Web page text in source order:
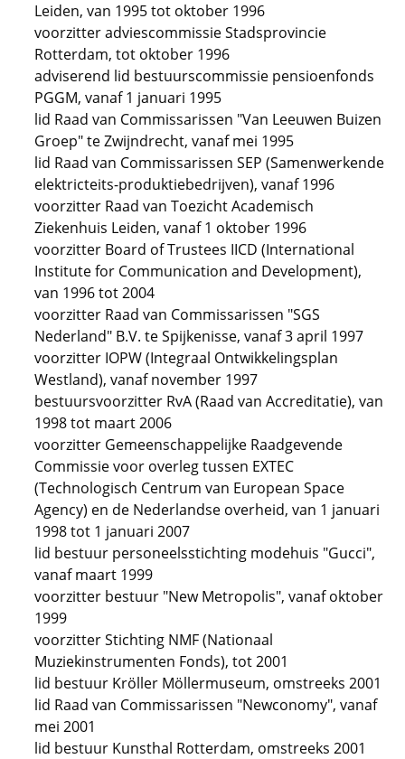
Leiden, van 1995 tot oktober 1996
voorzitter adviescommissie Stadsprovincie
Rotterdam, tot oktober 1996
adviserend lid bestuurscommissie pensioenfonds
PGGM, vanaf 1 januari 1995
lid Raad van Commissarissen "Van Leeuwen Buizen
Groep" te Zwijndrecht, vanaf mei 1995
lid Raad van Commissarissen SEP (Samenwerkende
elektricteits-produktiebedrijven), vanaf 1996
voorzitter Raad van Toezicht Academisch
Ziekenhuis Leiden, vanaf 1 oktober 1996
voorzitter Board of Trustees IICD (International
Institute for Communication and Development),
van 1996 tot 2004
voorzitter Raad van Commissarissen "SGS
Nederland" B.V. te Spijkenisse, vanaf 3 april 1997
voorzitter IOPW (Integraal Ontwikkelingsplan
Westland), vanaf november 1997
bestuursvoorzitter RvA (Raad van Accreditatie), van
1998 tot maart 2006
voorzitter Gemeenschappelijke Raadgevende
Commissie voor overleg tussen EXTEC
(Technologisch Centrum van European Space
Agency) en de Nederlandse overheid, van 1 januari
1998 tot 1 januari 2007
lid bestuur personeelsstichting modehuis "Gucci",
vanaf maart 1999
voorzitter bestuur "New Metropolis", vanaf oktober
1999
voorzitter Stichting NMF (Nationaal
Muziekinstrumenten Fonds), tot 2001
lid bestuur Kröller Möllermuseum, omstreeks 2001
lid Raad van Commissarissen "Newconomy", vanaf
mei 2001
lid bestuur Kunsthal Rotterdam, omstreeks 2001